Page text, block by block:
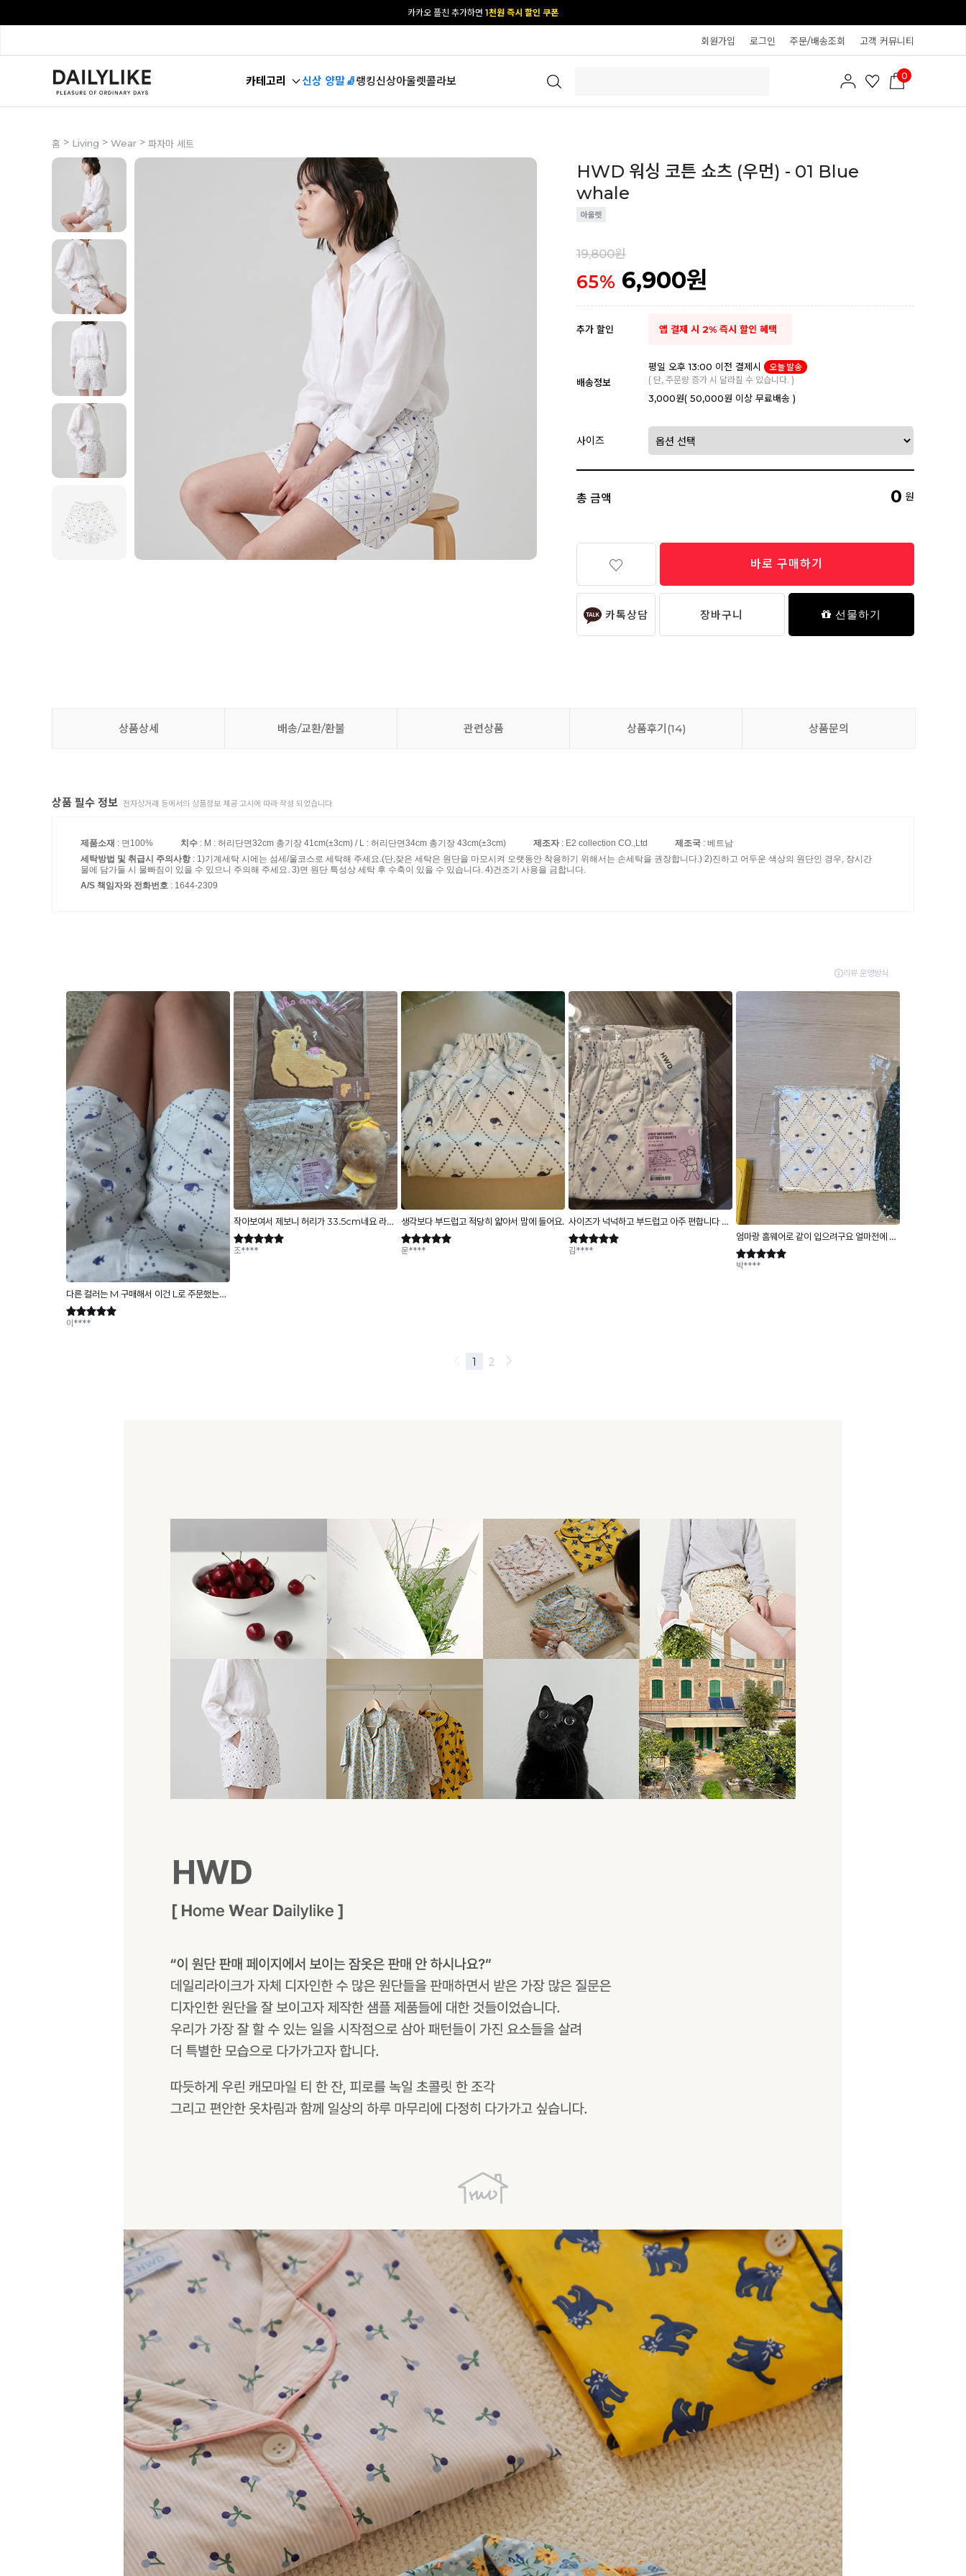
[공식몰 단독] 앱 다운받고2% 결제 할인 받기
회원가입 로그인 주문/배송조회 고객 커뮤니티
카테고리 신상 양말🧦랭킹신상아울렛콜라보 0
홈 > Living > Wear > 파자마 세트
HWD 워싱 코튼 쇼츠 (우먼) - 01 Blue
whale
19,800원
65% 6,900원
추가 할인 앱 결제 시 2% 즉시 할인 혜택
배송정보
평일 오후 13:00 이전 결제시
오늘 발송
( 단, 주문량 증가 시 달라질 수 있습니다. )
3,000원( 50,000원 이상 무료배송 )
사이즈
총 금액 0 원
바로 구매하기
카톡상담 장바구니 선물하기
상품상세 배송/교환/환불 관련상품 상품후기(14) 상품문의
상품 필수 정보 전자상거래 등에서의 상품정보 제공 고시에 따라 작성 되었습니다.
제품소재 : 면100% 치수 : M : 허리단면32cm 총기장 41cm(±3cm) / L : 허리단면34cm 총기장 43cm(±3cm) 제조자: E2 collection CO.,Ltd 제조국 : 베트남
세탁방법 및 취급시 주의사항: 1)기계세탁 시에는 섬세/울코스로 세탁해 주세요.(단,잦은 세탁은 원단을 마모시켜 오랫동안 착용하기 위해서는 손세탁을 권장합니다.) 2)진하고 어두운 색상의 원단인 경우, 장시간
물에 담가둘 시 물빠짐이 있을 수 있으니 주의해 주세요. 3)면 원단 특성상 세탁 후 수축이 있을 수 있습니다. 4)건조기 사용을 금합니다.
A/S 책임자와 전화번호 : 1644-2309